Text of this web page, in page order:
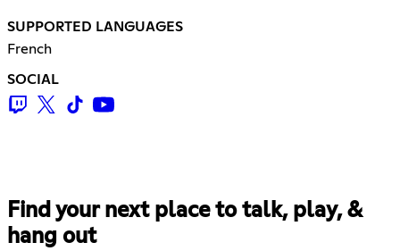
SUPPORTED LANGUAGES
French
SOCIAL
Find your next place to talk, play, &
hang out